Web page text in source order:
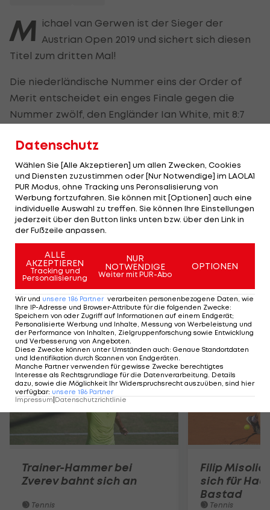
M ichael van Gerwen ist der Sieger der
Austrian Open 2019 und sichert sich diesen
Titel zum dritten Mal!
Die niederländische Nummer eins der Order of
Merit entscheidet ein enges Finale gegen die
Nummer zwölf, den Engländer Ian White, mit 8:7
Rückstand konfrontiert, kann diesen aber in
weiterer Folge zu einem 7:5-Vorsprung umdrehen.
Gegen den Anwurf von Van Gerwen kann White
verkürzen und ausgleichen, das entscheidende
Leg ist aber wieder eine Angelegenheit für den
Mensur Suljovic scheiterte bei seinem
Heimturnier im Achtelfinale.
Mehr zum Thema
Trainer-Hammer bei
Zverev bahnt sich an
Tennis
Filip
sich für
Bastad
Tennis
Datenschutz
Wählen Sie [Alle Akzeptieren] um allen Zwecken, Cookies
und Diensten zuzustimmen oder [Nur Notwendige] im LAOLA1
PUR Modus, ohne Tracking uns Peronsalisierung von
Werbung fortzufahren. Sie können mit [Optionen] auch eine
individuelle Auswahl zu treffen. Sie können Ihre Einstellungen
jederzeit über den Button links unten bzw. über den Link in
der Fußzeile anpassen.
ALLE
AKZEPTIEREN
Tracking und
Personalisierung
NUR
NOTWENDIGE
Weiter mit PUR-Abo
OPTIONEN
Wir und unsere 186 Partner verarbeiten personenbezogene Daten, wie
Ihre IP-Adresse und Browser-Attribute für die folgenden Zwecke:
Speichern von oder Zugriff auf Informationen auf einem Endgerät;
Personalisierte Werbung und Inhalte, Messung von Werbeleistung und
der Performance von Inhalten, Zielgruppenforschung sowie Entwicklung
und Verbesserung von Angeboten
Diese Zwecke können unter Umständen auch: Genaue Standortdaten
und Identifikation durch Scannen von Endgeräten
Manche Partner verwenden für gewisse Zwecke berechtigtes
Interesse als Rechtsgrundlage für die Datenverarbeitung. Details
dazu, sowie die Möglichkeit Ihr Widerspruchsrecht auszuüben, sind hier
verfügbar: unsere 186 Partner
Impressum|Datenschutzrichtlinie